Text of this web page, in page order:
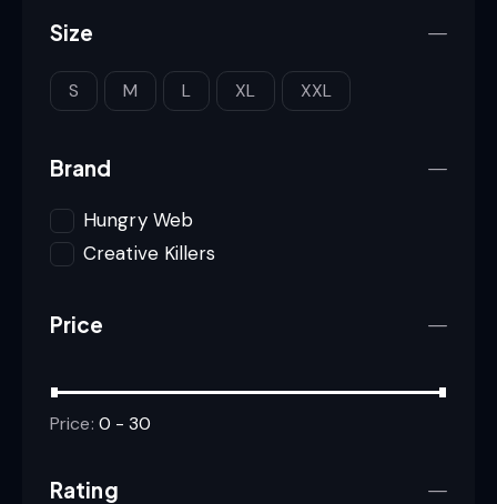
Size
S M L XL XXL
Brand
Hungry Web
Creative Killers
Price
Price: 0 - 30
Rating